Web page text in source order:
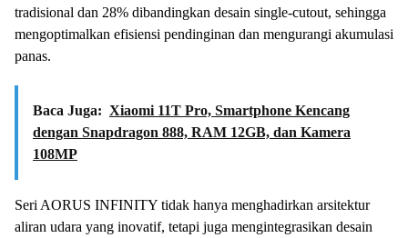
tradisional dan 28% dibandingkan desain single-cutout, sehingga
mengoptimalkan efisiensi pendinginan dan mengurangi akumulasi
panas.
Baca Juga: Xiaomi 11T Pro, Smartphone Kencang
dengan Snapdragon 888, RAM 12GB, dan Kamera
108MP
Seri AORUS INFINITY tidak hanya menghadirkan arsitektur
aliran udara yang inovatif, tetapi juga mengintegrasikan desain